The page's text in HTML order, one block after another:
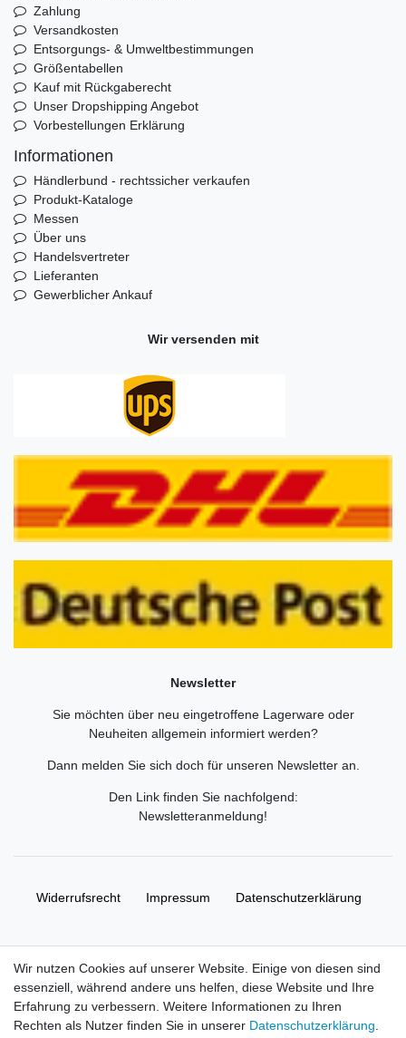
Zahlung
Versandkosten
Entsorgungs- & Umweltbestimmungen
Größentabellen
Kauf mit Rückgaberecht
Unser Dropshipping Angebot
Vorbestellungen Erklärung
Informationen
Händlerbund - rechtssicher verkaufen
Produkt-Kataloge
Messen
Über uns
Handelsvertreter
Lieferanten
Gewerblicher Ankauf
Wir versenden mit
Newsletter
Sie möchten über neu eingetroffene Lagerware oder
Neuheiten allgemein informiert werden?
Dann melden Sie sich doch für unseren Newsletter an.
Den Link finden Sie nachfolgend:
Newsletteranmeldung!
Widerrufs­recht Impressum Daten­schutz­erklärung
© Copyright 2026 | Alle Rechte vorbehalten. HL-
Handelsgesellschaft mbH.
Wir nutzen Cookies auf unserer Website. Einige von diesen sind
essenziell, während andere uns helfen, diese Website und Ihre
Erfahrung zu verbessern. Weitere Informationen zu Ihren
Rechten als Nutzer finden Sie in unserer Daten­schutz­erklärung